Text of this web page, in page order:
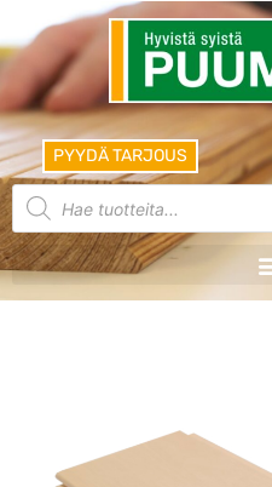
PYYDÄ TARJOUS